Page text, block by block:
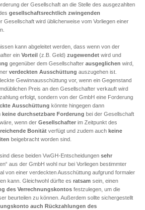
der Gesellschaft an die Stelle des ausgezahlten
gesellschaftsrechtlich zwingenden
Gesellschaft wird üblicherweise vom Vorliegen einer
kann abgeleitet werden, dass wenn von der
ein Vorteil (z.B. Geld) zugewendet wird und
gegenüber dem Gesellschafter ausgeglichen wird,
verdeckten Ausschüttung auszugehen ist.
Gewinnausschüttung vor, wenn ein Gegenstand
Preis an den Gesellschafter verkauft wird
erfolgt, sondern von der GmbH eine Forderung
Ausschüttung könnte hingegen dann
keine durchsetzbare Forderung bei der Gesellschaft
wenn der Gesellschafter im Zeitpunkt des
Bonität verfügt und zudem auch keine
beigebracht worden sind.
sind diese beiden VwGH-Entscheidungen sehr
aus der GmbH wohl nur bei Vorliegen bestimmter
von einer verdeckten Ausschüttung aufgrund formaler
kann. Gleichwohl dürfte es ratsam sein, einen
des Verrechnungskontos festzulegen, um die
beurteilen zu können. Außerdem sollte sichergestellt
auch Rückzahlungen des